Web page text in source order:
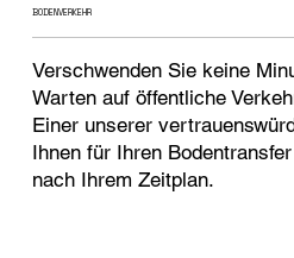
Verschwenden Sie keine
Warten auf öffentliche
Einer unserer
Ihnen für Ihren
nach Ihrem Zeitplan.
BODENVERKEHR